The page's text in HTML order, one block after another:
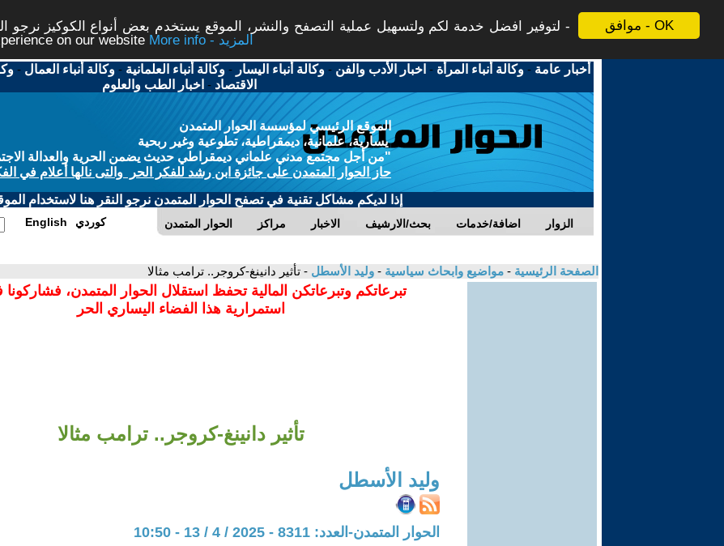
موافق - OK
لتوفير افضل خدمة لكم ولتسهيل عملية التصفح والنشر، الموقع يستخدم بعض أنواع الكوكيز نرجو
on our website
More info - المزيد
أخبار عامة -وكالة أنباء المرأة - اخبار الأدب والفن -وكالة أنباء اليسار -وكالة أنباء العلمانية -وكالة أنباء العمال -
الاقتصاد - اخبار الطب والعلوم
الموقع الرئيسي لمؤسسة الحوار المتمدن
يسارية، علمانية، ديمقراطية، تطوعية وغير ربحية
"من أجل مجتمع مدني علماني ديمقراطي حديث يضمن الحرية والعدالة
حاز الحوار المتمدن على جائزة ابن رشد للفكر الحر والتى نالها أعلام في
إذا لديكم مشاكل تقنية في تصفح الحوار المتمدن نرجو النقر هنا لاستخدام
الحوار المتمدن مراكز الاخبار بحث/الارشيف اضافة/خدمات الزوار English كوردي
الصفحة الرئيسية - مواضيع وابحاث سياسية - وليد الأسطل - تأثير دانينغ-كروجر.. ترامب مثالا
تبرعاتكم وتبرعاتكن المالية تحفظ استقلال الحوار المتمدن،
استمرارية هذا الفضاء اليساري الحر
تأثير دانينغ-كروجر.. ترامب مثالا
وليد الأسطل
الحوار المتمدن-العدد: 8311 - 2025 / 4 / 13 - 10:50